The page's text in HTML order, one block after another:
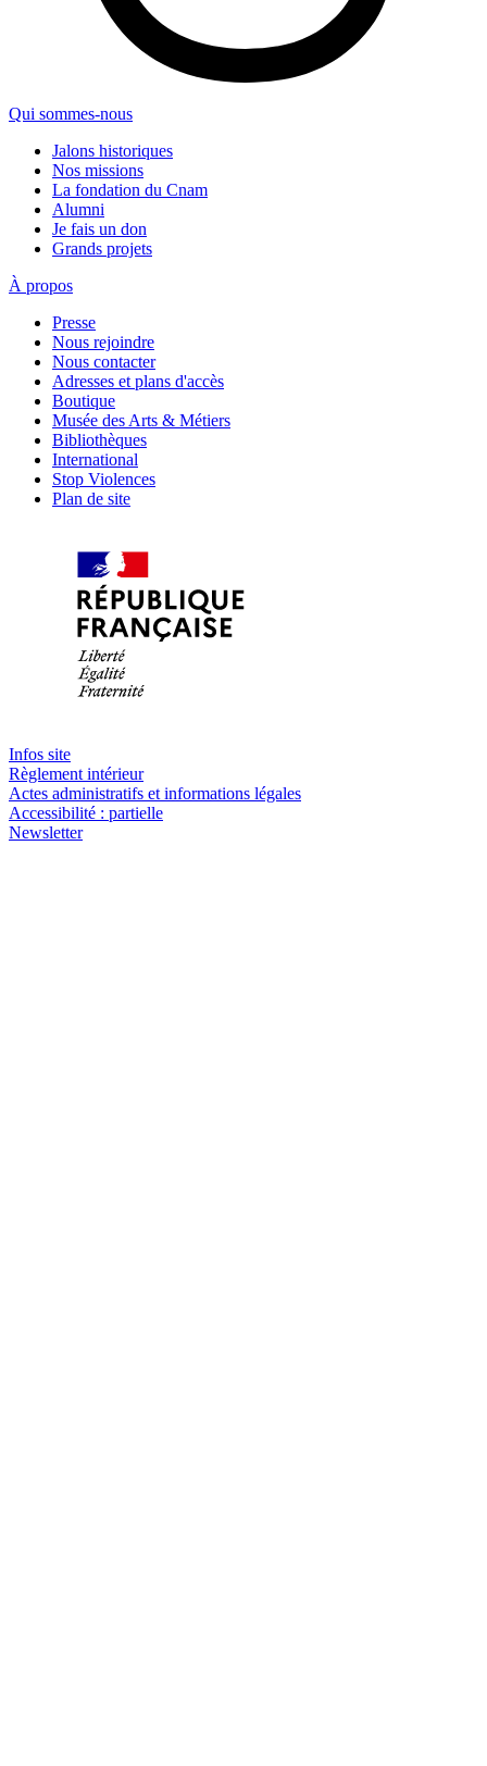
Qui sommes-nous
Jalons historiques
Nos missions
La fondation du Cnam
Alumni
Je fais un don
Grands projets
À propos
Presse
Nous rejoindre
Nous contacter
Adresses et plans d'accès
Boutique
Musée des Arts & Métiers
Bibliothèques
International
Stop Violences
Plan de site
Infos site
Règlement intérieur
Actes administratifs et informations légales
Accessibilité : partielle
Newsletter